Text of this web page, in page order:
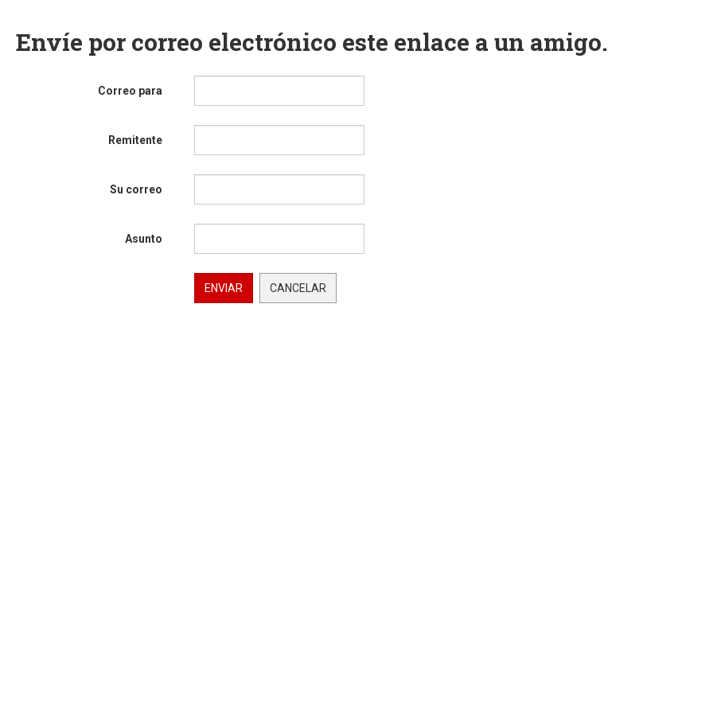
Envíe por correo electrónico este enlace a un amigo.
Correo para
Remitente
Su correo
Asunto
ENVIAR CANCELAR